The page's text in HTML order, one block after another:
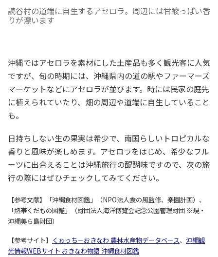
読谷村の道端に自生するアセロラ。周辺には甘酸っぱい香
りが漂います
沖縄ではアセロラを素材にした土産品も多く観光客に人気
ですが、旬の時期には、沖縄県内の道の駅やファーマーズ
マーケットなどにアセロラが並びます。時には民家の庭先
に植えられていたり、畑の周辺や道端に自生していること
も。
日持ちしない生の果実は希少で、南国らしいトロピカルな
香りと風味が楽しめます。アセロラをはじめ、希少なフル
ーツに出合えることは沖縄旅行の醍醐味ですので、次の旅
行の際にはぜひチェックしてみてください。
【参考文献】「沖縄食材図鑑」（NPO法人食の風監修、楽園計画）、
「熱帯くだもの図鑑」（財団法人海洋博覧会記念公園管理財団 ※現・
沖縄美ら島財団）
【参考サイト】 くゎっちーおきなわ 農林水産物データベース、 沖縄観
光情報WEBサイト おきなわ物語 沖縄食材図鑑